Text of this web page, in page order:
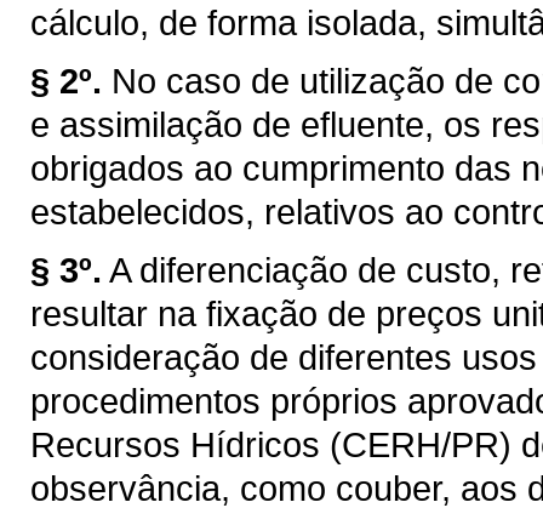
cálculo, de forma isolada,
§ 2º. No caso de utilização de
e assimilação de efluente, os
obrigados ao cumprimento das
estabelecidos, relativos ao
§ 3º. A diferenciação de custo,
resultar na fixação de preços
consideração de diferentes
procedimentos próprios
Recursos Hídricos (CERH/PR)
observância, como couber, aos